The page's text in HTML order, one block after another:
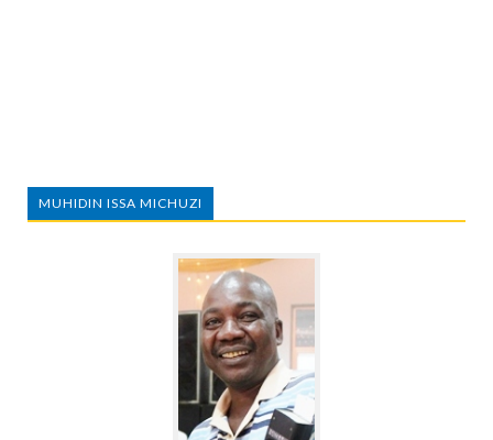
MUHIDIN ISSA MICHUZI